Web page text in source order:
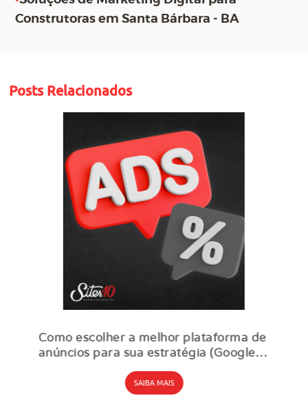
Construtoras em Santa Bárbara - BA
Posts Relacionados
Como escolher a melhor plataforma de
anúncios para sua estratégia (Google
SAIBA MAIS